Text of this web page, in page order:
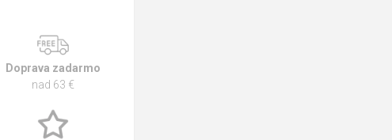
Doprava zadarmo
nad 63 €